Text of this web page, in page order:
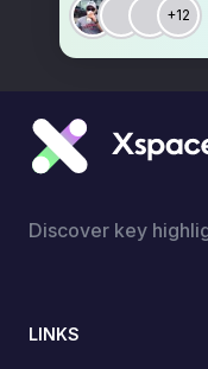
+12
Discover key
LINKS